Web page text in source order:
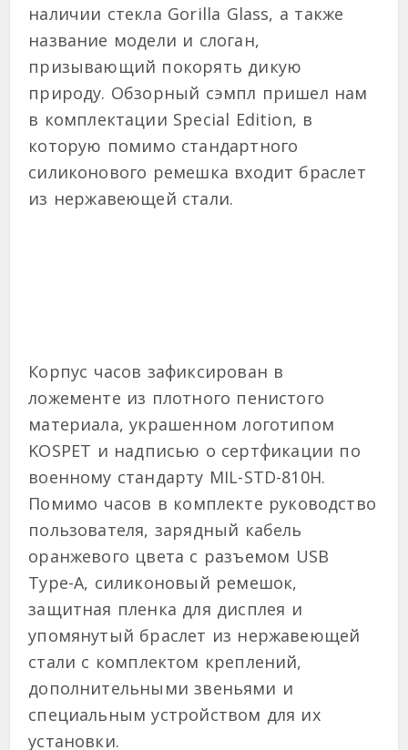
наличии стекла Gorilla Glass, а также
название модели и слоган,
призывающий покорять дикую
природу. Обзорный сэмпл пришел нам
в комплектации Special Edition, в
которую помимо стандартного
силиконового ремешка входит браслет
из нержавеющей стали.
Корпус часов зафиксирован в
ложементе из плотного пенистого
материала, украшенном логотипом
KOSPET и надписью о сертфикации по
военному стандарту MIL-STD-810H.
Помимо часов в комплекте руководство
пользователя, зарядный кабель
оранжевого цвета с разъемом USB
Type-A, силиконовый ремешок,
защитная пленка для дисплея и
упомянутый браслет из нержавеющей
стали с комплектом креплений,
дополнительными звеньями и
специальным устройством для их
установки.